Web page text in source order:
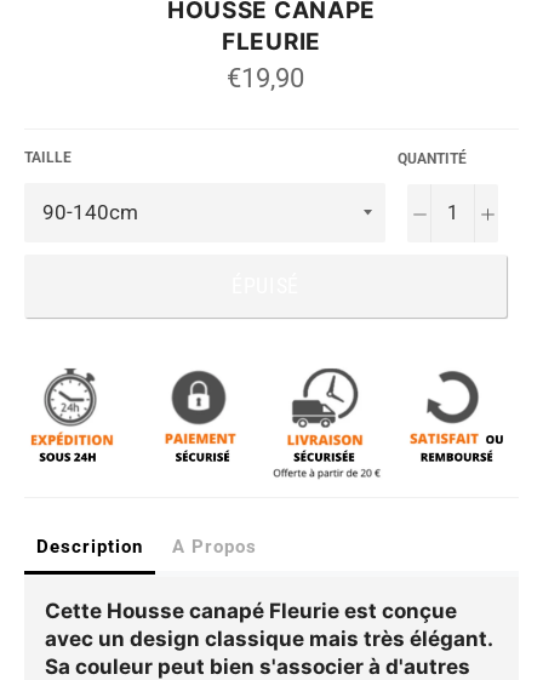
HOUSSE CANAPÉ
FLEURIE
Prix
régulier
€19,90
TAILLE QUANTITÉ
− +
Description A Propos
Cette Housse canapé Fleurie est conçue
avec un design classique mais très élégant.
Sa couleur peut bien s'associer à d'autres